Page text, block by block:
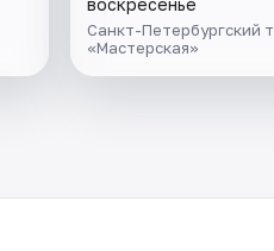
воскресенье
Санкт-Петербургский
«Мастерская»